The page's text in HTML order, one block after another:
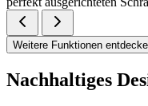
Weitere Funktionen
Nachhaltiges